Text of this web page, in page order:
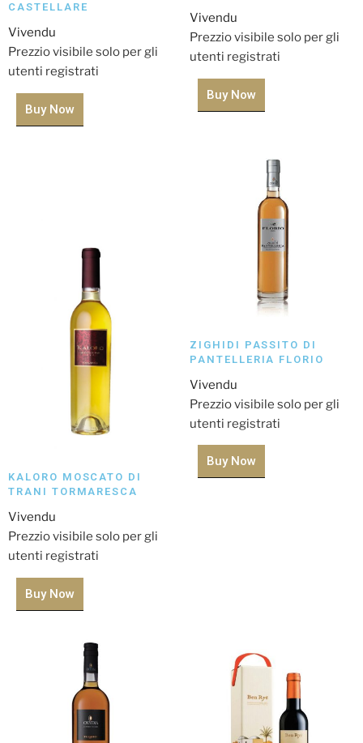
CASTELLARE
Vivendu
Prezzio visibile solo per gli
utenti registrati
Buy Now
Vivendu
Prezzio visibile solo per gli
utenti registrati
Buy Now
KALORO MOSCATO DI
TRANI TORMARESCA
Vivendu
Prezzio visibile solo per gli
utenti registrati
Buy Now
ZIGHIDI PASSITO DI
PANTELLERIA FLORIO
Vivendu
Prezzio visibile solo per gli
utenti registrati
Buy Now